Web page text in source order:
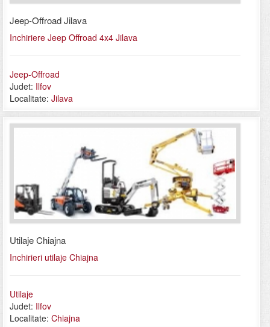
Jeep-Offroad Jilava
Inchiriere Jeep Offroad 4x4 Jilava
Jeep-Offroad
Judet: Ilfov
Localitate: Jilava
Utilaje Chiajna
Inchirieri utilaje Chiajna
Utilaje
Judet: Ilfov
Localitate: Chiajna